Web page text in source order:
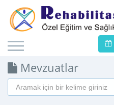
Mevzuatlar